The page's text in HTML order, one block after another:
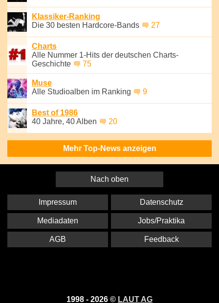
Klassiker-Ranking
Die 30 besten Hardcore-Bands
27
Charts
Alle Nummer 1-Hits der deutschen Charts-
Geschichte
75
Muse
Alle Studioalben im Ranking
9
Best of 1986
40 Jahre, 40 Alben
20
Mehr Top-News anzeigen
Nach oben
1998 - 2026 © LAUT AG
Impressum Datenschutz
Mediadaten Jobs/Praktika
AGB Feedback